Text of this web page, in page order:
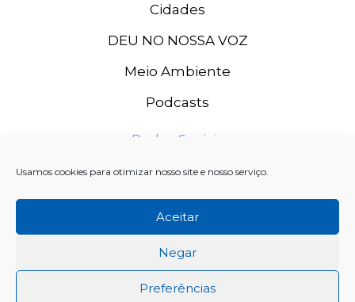
Usamos cookies para otimizar nosso site e nosso serviço.
Aceitar
Negar
Preferências
Cidades
DEU NO NOSSA VOZ
Meio Ambiente
Podcasts
Redes Sociais